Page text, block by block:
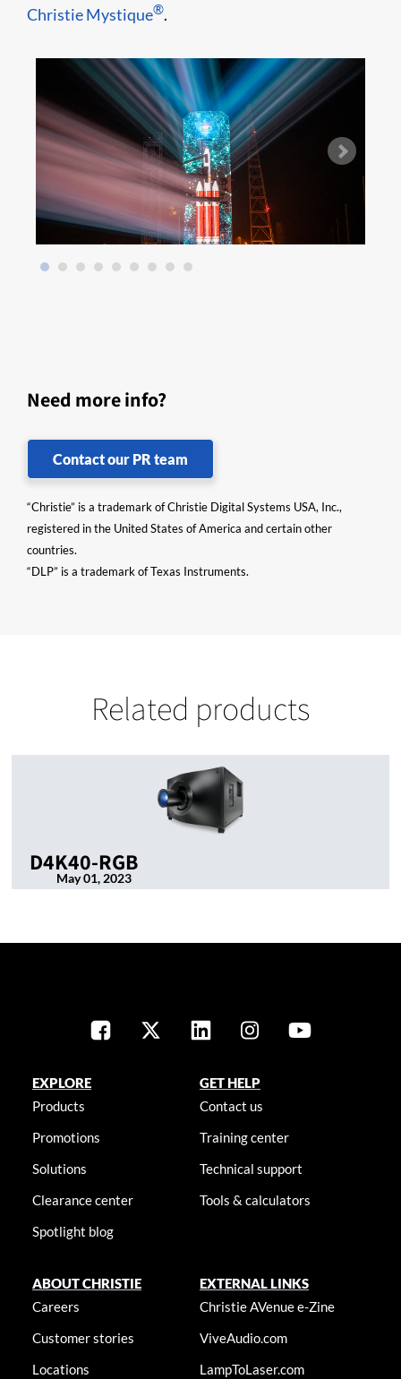
Christie Mystique®.
Need more info?
Contact our PR team
“Christie” is a trademark of Christie Digital Systems USA, Inc.,
registered in the United States of America and certain other
countries.
“DLP” is a trademark of Texas Instruments.
Related products
D4K40-RGB
May 01, 2023
EXPLORE
Products
Promotions
Solutions
Clearance center
Spotlight blog
GET HELP
Contact us
Training center
Technical support
Tools & calculators
ABOUT CHRISTIE
Careers
Customer stories
Locations
EXTERNAL LINKS
Christie AVenue e-Zine
ViveAudio.com
LampToLaser.com